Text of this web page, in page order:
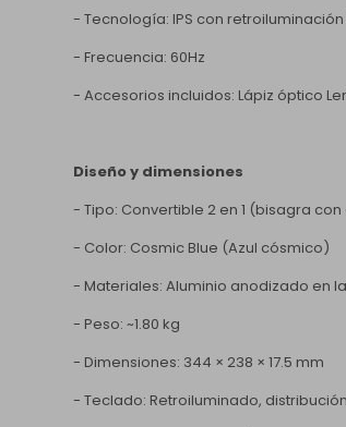
- Tecnología: IPS con retroiluminación
- Frecuencia: 60Hz
- Accesorios incluidos: Lápiz óptico
Diseño y dimensiones
- Tipo: Convertible 2 en 1 (bisagra
- Color: Cosmic Blue (Azul cósmico)
- Materiales: Aluminio anodizado en
- Peso: ~1.80 kg
- Dimensiones: 344 × 238 × 17.5 mm
- Teclado: Retroiluminado,